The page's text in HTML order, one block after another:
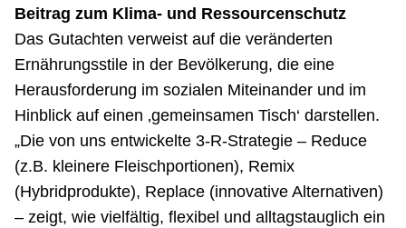
Beitrag zum Klima- und Ressourcenschutz
Das Gutachten verweist auf die veränderten
Ernährungsstile in der Bevölkerung, die eine
Herausforderung im sozialen Miteinander und im
Hinblick auf einen ‚gemeinsamen Tisch‘ darstellen.
„Die von uns entwickelte 3-R-Strategie – Reduce
(z.B. kleinere Fleischportionen), Remix
(Hybridprodukte), Replace (innovative Alternativen)
– zeigt, wie vielfältig, flexibel und alltagstauglich ein